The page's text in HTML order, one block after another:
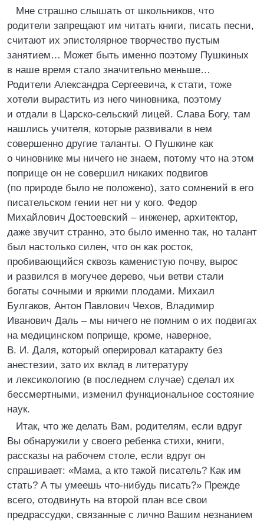
Мне страшно слышать от школьников, что
родители запрещают им читать книги, писать песни,
считают их эпистолярное творчество пустым
занятием… Может быть именно поэтому Пушкиных
в наше время стало значительно меньше…
Родители Александра Сергеевича, к стати, тоже
хотели вырастить из него чиновника, поэтому
и отдали в Царско-сельский лицей. Слава Богу, там
нашлись учителя, которые развивали в нем
совершенно другие таланты. О Пушкине как
о чиновнике мы ничего не знаем, потому что на этом
поприще он не совершил никаких подвигов
(по природе было не положено), зато сомнений в его
писательском гении нет ни у кого. Федор
Михайлович Достоевский – инженер, архитектор,
даже звучит странно, это было именно так, но талант
был настолько силен, что он как росток,
пробивающийся сквозь каменистую почву, вырос
и развился в могучее дерево, чьи ветви стали
богаты сочными и яркими плодами. Михаил
Булгаков, Антон Павлович Чехов, Владимир
Иванович Даль – мы ничего не помним о их подвигах
на медицинском поприще, кроме, наверное,
В. И. Даля, который оперировал катаракту без
анестезии, зато их вклад в литературу
и лексикологию (в последнем случае) сделал их
бессмертными, изменил функциональное состояние
наук.
Итак, что же делать Вам, родителям, если вдруг
Вы обнаружили у своего ребенка стихи, книги,
рассказы на рабочем столе, если вдруг он
спрашивает: «Мама, а кто такой писатель? Как им
стать? А ты умеешь что-нибудь писать?» Прежде
всего, отодвинуть на второй план все свои
предрассудки, связанные с лично Вашим незнанием